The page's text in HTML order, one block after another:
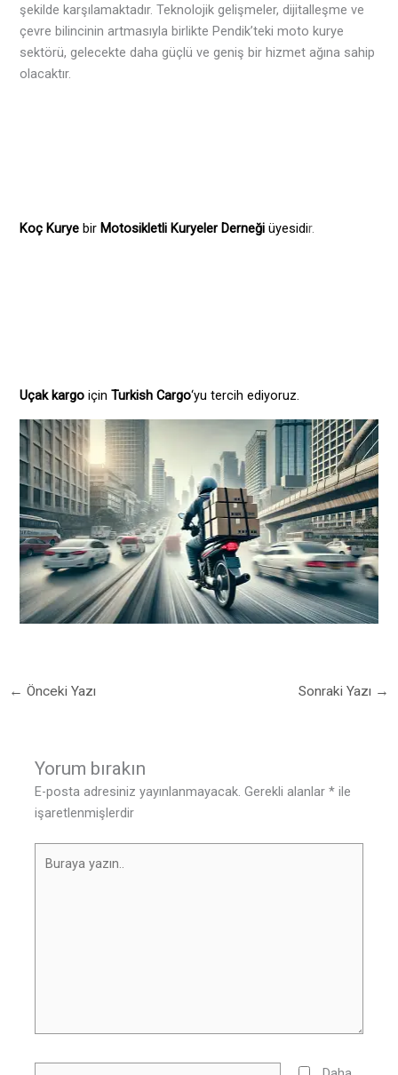
şekilde karşılamaktadır. Teknolojik gelişmeler, dijitalleşme ve
çevre bilincinin artmasıyla birlikte Pendik’teki moto kurye
sektörü, gelecekte daha güçlü ve geniş bir hizmet ağına sahip
olacaktır.
Koç Kurye birMotosikletli Kuryeler Derneği üyesidir.
Uçak kargo içinTurkish Cargo‘yu tercih ediyoruz.
← Önceki Yazı Sonraki Yazı →
Yorum bırakın
E-posta adresiniz yayınlanmayacak. Gerekli alanlar* ile
işaretlenmişlerdir